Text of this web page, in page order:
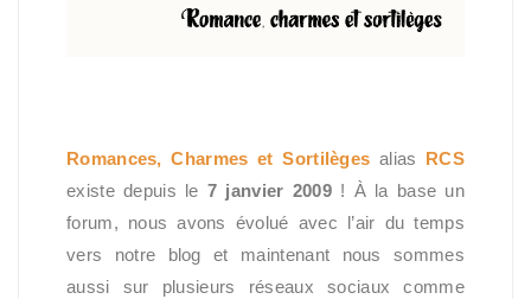
Romances, Charmes et Sortilèges alias RCS
existe depuis le 7 janvier 2009! À la base un
forum, nous avons évolué avec l’air du temps
vers notre blog et maintenant nous sommes
aussi sur plusieurs réseaux sociaux comme